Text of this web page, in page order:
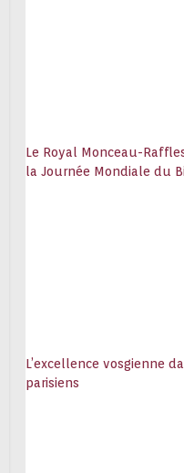
Le Royal Monceau-
la Journée Mondiale du
L’excellence vosgienne
parisiens